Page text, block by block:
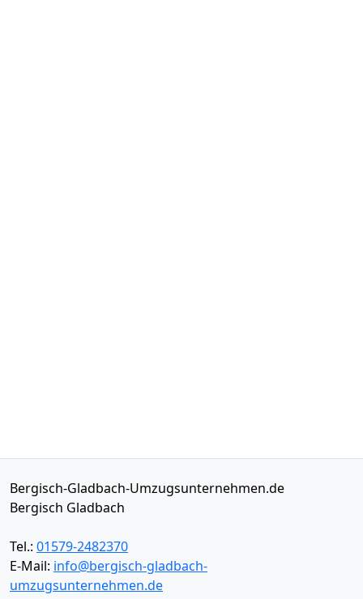
Bergisch-Gladbach-Umzugsunternehmen.de
Bergisch Gladbach
Tel.: 01579-2482370
E-Mail: info@bergisch-gladbach-
umzugsunternehmen.de